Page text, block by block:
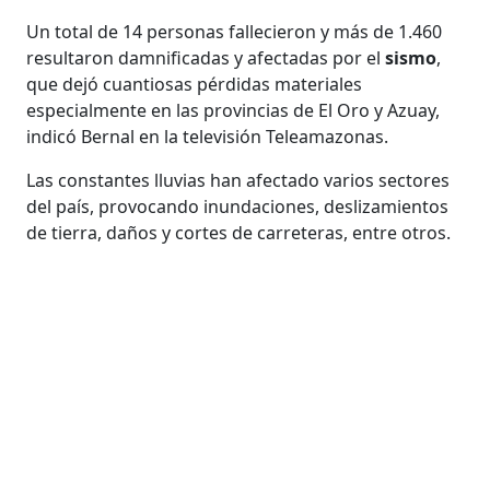
Un total de 14 personas fallecieron y más de 1.460
resultaron damnificadas y afectadas por el sismo,
que dejó cuantiosas pérdidas materiales
especialmente en las provincias de El Oro y Azuay,
indicó Bernal en la televisión Teleamazonas.
Las constantes lluvias han afectado varios sectores
del país, provocando inundaciones, deslizamientos
de tierra, daños y cortes de carreteras, entre otros.